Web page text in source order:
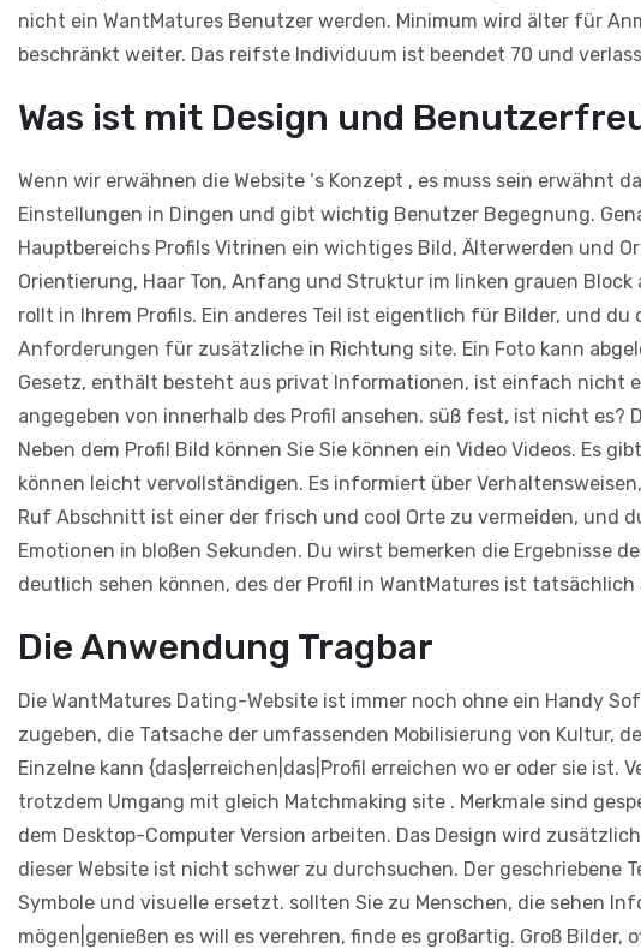
nicht ein WantMatures Benutzer werden. Minimum wird älter für
beschränkt weiter. Das reifste Individuum ist beendet 70 und
Was ist mit Design und
Wenn wir erwähnen die Website ‘s Konzept , es muss sein erwähnt
Einstellungen in Dingen und gibt wichtig Benutzer Begegnung.
Hauptbereichs Profils Vitrinen ein wichtiges Bild, Älterwerden und
Orientierung, Haar Ton, Anfang und Struktur im linken grauen
rollt in Ihrem Profils. Ein anderes Teil ist eigentlich für Bilder, und
Anforderungen für zusätzliche in Richtung site. Ein Foto kann
Gesetz, enthält besteht aus privat Informationen, ist einfach nicht
angegeben von innerhalb des Profil ansehen. süß fest, ist nicht
Neben dem Profil Bild können Sie Sie können ein Video Videos. Es
können leicht vervollständigen. Es informiert über
Ruf Abschnitt ist einer der frisch und cool Orte zu vermeiden, und
Emotionen in bloßen Sekunden. Du wirst bemerken die Ergebnisse
deutlich sehen können, des der Profil in WantMatures ist tatsächlich
Die Anwendung Tragbar
Die WantMatures Dating-Website ist immer noch ohne ein Handy
zugeben, die Tatsache der umfassenden Mobilisierung von Kultur,
Einzelne kann {das|erreichen|das|Profil erreichen wo er oder sie ist.
trotzdem Umgang mit gleich Matchmaking site . Merkmale sind
dem Desktop-Computer Version arbeiten. Das Design wird
dieser Website ist nicht schwer zu durchsuchen. Der geschriebene
Symbole und visuelle ersetzt. sollten Sie zu Menschen, die sehen
mögen|genießen es will es verehren, finde es großartig. Groß